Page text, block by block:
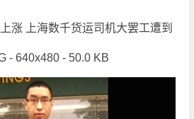
涨 上海数千货运司机大罢工遭到
- 640x480 - 50.0 KB